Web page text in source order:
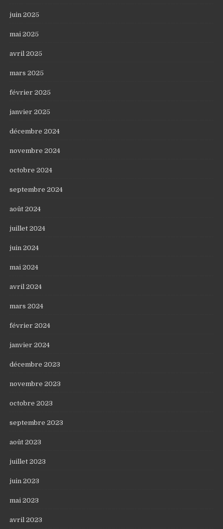
juin 2025
mai 2025
avril 2025
mars 2025
février 2025
janvier 2025
décembre 2024
novembre 2024
octobre 2024
septembre 2024
août 2024
juillet 2024
juin 2024
mai 2024
avril 2024
mars 2024
février 2024
janvier 2024
décembre 2023
novembre 2023
octobre 2023
septembre 2023
août 2023
juillet 2023
juin 2023
mai 2023
avril 2023